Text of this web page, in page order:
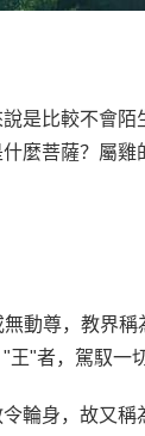
是比較不會
麼菩薩？屬雞
動尊，教界
"者，駕馭一
輪身，故又